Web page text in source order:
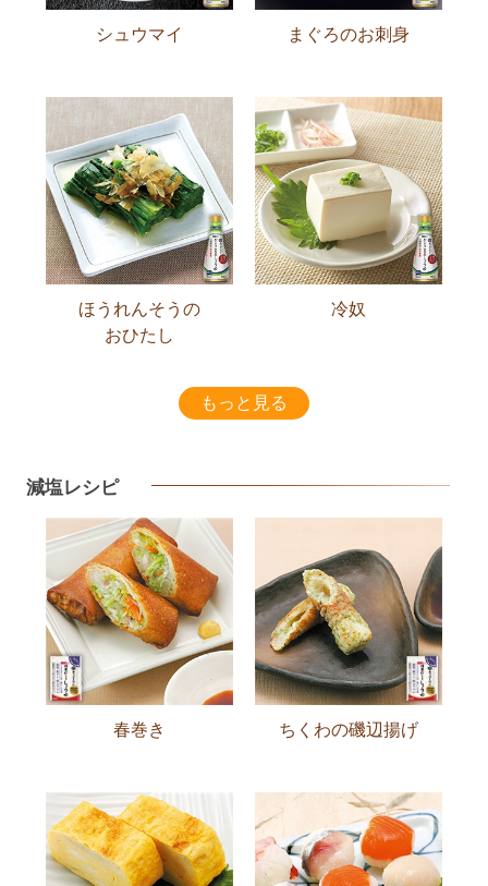
シュウマイ まぐろのお刺身
ほうれんそうの
おひたし
冷奴
もっと見る
減塩レシピ
春巻き ちくわの磯辺揚げ